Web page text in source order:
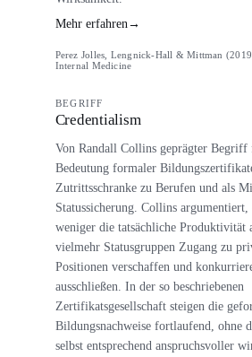
Mehr erfahren→
Perez Jolles, Lengnick-Hall & Mittman
Internal Medicine
BEGRIFF
Credentialism
Von Randall Collins geprägter Begriff
Bedeutung formaler
Zutrittsschranke zu Berufen und als
Statussicherung. Collins argumentiert,
weniger die tatsächliche Produktivität
vielmehr Statusgruppen Zugang zu
Positionen verschaffen und
ausschließen. In der so beschriebenen
Zertifikatsgesellschaft steigen die
Bildungsnachweise fortlaufend, ohne
selbst entsprechend anspruchsvoller